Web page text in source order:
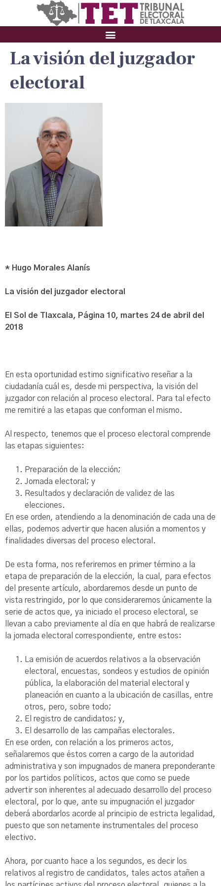
La visión del juzgador
electoral
* Hugo Morales Alanís
La visión del juzgador electoral
El Sol de Tlaxcala, Página 10, martes 24 de abril del
2018
En esta oportunidad estimo significativo reseñar a la
ciudadanía cuál es, desde mi perspectiva, la visión del
juzgador con relación al proceso electoral. Para tal efecto
me remitiré a las etapas que conforman el mismo.
Al respecto, tenemos que el proceso electoral comprende
las etapas siguientes:
Preparación de la elección;
Jornada electoral; y
Resultados y declaración de validez de las
elecciones.
En ese orden, atendiendo a la denominación de cada una de
ellas, podemos advertir que hacen alusión a momentos y
finalidades diversas del proceso electoral.
De esta forma, nos referiremos en primer término a la
etapa de preparación de la elección, la cual, para efectos
del presente artículo, abordaremos desde un punto de
vista restringido, por lo que consideraremos únicamente la
serie de actos que, ya iniciado el proceso electoral, se
llevan a cabo previamente al día en que habrá de realizarse
la jornada electoral correspondiente, entre estos:
La emisión de acuerdos relativos a la observación
electoral, encuestas, sondeos y estudios de opinión
pública, la elaboración del material electoral y
planeación en cuanto a la ubicación de casillas, entre
otros, pero, sobre todo;
El registro de candidatos; y,
El desarrollo de las campañas electorales.
En ese orden, con relación a los primeros actos,
señalaremos que éstos corren a cargo de la autoridad
administrativa y son impugnados de manera preponderante
por los partidos políticos, actos que como se puede
advertir son inherentes al adecuado desarrollo del proceso
electoral, por lo que, ante su impugnación el juzgador
deberá abordarlos acorde al principio de estricta legalidad,
puesto que son netamente instrumentales del proceso
electivo.
Ahora, por cuanto hace a los segundos, es decir los
relativos al registro de candidatos, tales actos atañen a